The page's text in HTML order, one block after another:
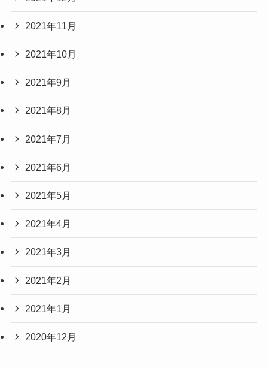
2021年11月
2021年10月
2021年9月
2021年8月
2021年7月
2021年6月
2021年5月
2021年4月
2021年3月
2021年2月
2021年1月
2020年12月